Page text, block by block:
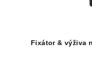
Fixátor & výživa